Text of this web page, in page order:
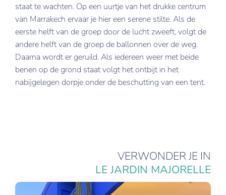
staat te wachten. Op een uurtje van het drukke centrum
van Marrakech ervaar je hier een serene stilte. Als de
eerste helft van de groep door de lucht zweeft, volgt de
andere helft van de groep de ballonnen over de weg.
Daarna wordt er geruild. Als iedereen weer met beide
benen op de grond staat volgt het ontbijt in het
nabijgelegen dorpje onder de beschutting van een tent.
VERWONDER JE IN
LE JARDIN MAJORELLE